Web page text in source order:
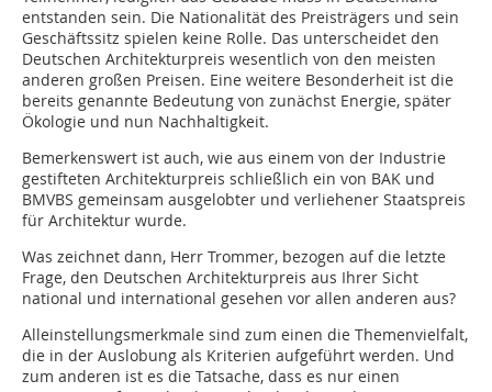
entstanden sein. Die Nationalität des Preisträgers und sein
Geschäftssitz spielen keine Rolle. Das unterscheidet den
Deutschen Architekturpreis wesentlich von den meisten
anderen großen Preisen. Eine weitere Besonderheit ist die
bereits genannte Bedeutung von zunächst Energie, später
Ökologie und nun Nachhaltigkeit.
Bemerkenswert ist auch, wie aus einem von der Industrie
gestifteten Architekturpreis schließlich ein von BAK und
BMVBS gemeinsam ausgelobter und verliehener Staatspreis
für Architektur wurde.
Was zeichnet dann, Herr Trommer, bezogen auf die letzte
Frage, den Deutschen Architekturpreis aus Ihrer Sicht
national und international gesehen vor allen anderen aus?
Alleinstellungsmerkmale sind zum einen die Themenvielfalt,
die in der Auslobung als Kriterien aufgeführt werden. Und
zum anderen ist es die Tatsache, dass es nur einen